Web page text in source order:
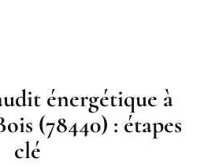
énergétique à
(78440) : étapes
clé